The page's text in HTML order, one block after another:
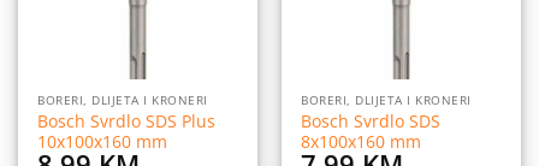
BORERI, DLIJETA I KRONERI
Bosch Svrdlo SDS Plus
10x100x160 mm
BORERI, DLIJETA I KRONERI
Bosch Svrdlo SDS
8x100x160 mm